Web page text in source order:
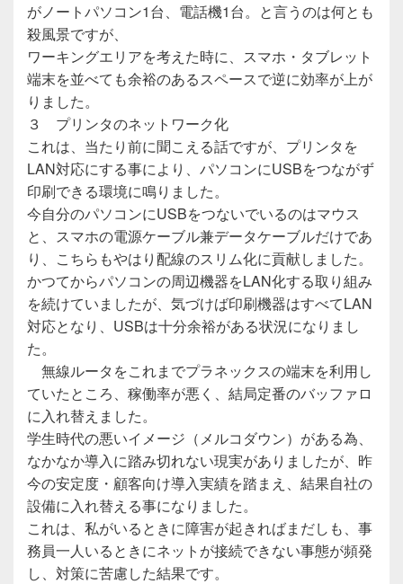
がノートパソコン1台、電話機1台。と言うのは何とも
殺風景ですが、
ワーキングエリアを考えた時に、スマホ・タブレット
端末を並べても余裕のあるスペースで逆に効率が上が
りました。
３ プリンタのネットワーク化
これは、当たり前に聞こえる話ですが、プリンタを
LAN対応にする事により、パソコンにUSBをつながず
印刷できる環境に鳴りました。
今自分のパソコンにUSBをつないでいるのはマウス
と、スマホの電源ケーブル兼データケーブルだけであ
り、こちらもやはり配線のスリム化に貢献しました。
かつてからパソコンの周辺機器をLAN化する取り組み
を続けていましたが、気づけば印刷機器はすべてLAN
対応となり、USBは十分余裕がある状況になりまし
た。
無線ルータをこれまでプラネックスの端末を利用し
ていたところ、稼働率が悪く、結局定番のバッファロ
に入れ替えました。
学生時代の悪いイメージ（メルコダウン）がある為、
なかなか導入に踏み切れない現実がありましたが、昨
今の安定度・顧客向け導入実績を踏まえ、結果自社の
設備に入れ替える事になりました。
これは、私がいるときに障害が起きればまだしも、事
務員一人いるときにネットが接続できない事態が頻発
し、対策に苦慮した結果です。